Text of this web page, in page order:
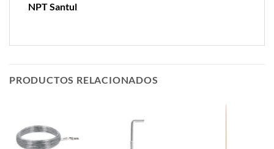
NPT Santul
PRODUCTOS RELACIONADOS